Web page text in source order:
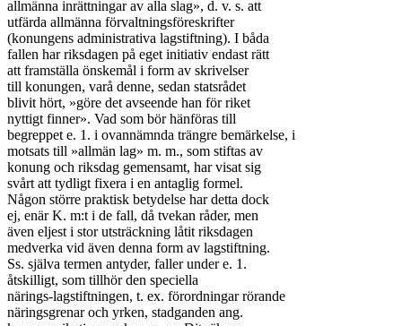
allmänna inrättningar av alla slag», d. v. s. att
utfärda allmänna förvaltningsföreskrifter
(konungens administrativa lagstiftning). I båda
fallen har riksdagen på eget initiativ endast rätt
att framställa önskemål i form av skrivelser
till konungen, varå denne, sedan statsrådet
blivit hört, »göre det avseende han för riket
nyttigt finner». Vad som bör hänföras till
begreppet e. 1. i ovannämnda trängre bemärkelse, i
motsats till »allmän lag» m. m., som stiftas av
konung och riksdag gemensamt, har visat sig
svårt att tydligt fixera i en antaglig formel.
Någon större praktisk betydelse har detta dock
ej, enär K. m:t i de fall, då tvekan råder, men
även eljest i stor utsträckning låtit riksdagen
medverka vid även denna form av lagstiftning.
Ss. själva termen antyder, faller under e. 1.
åtskilligt, som tillhör den speciella
närings-lagstiftningen, t. ex. förordningar rörande
näringsgrenar och yrken, stadganden ang.